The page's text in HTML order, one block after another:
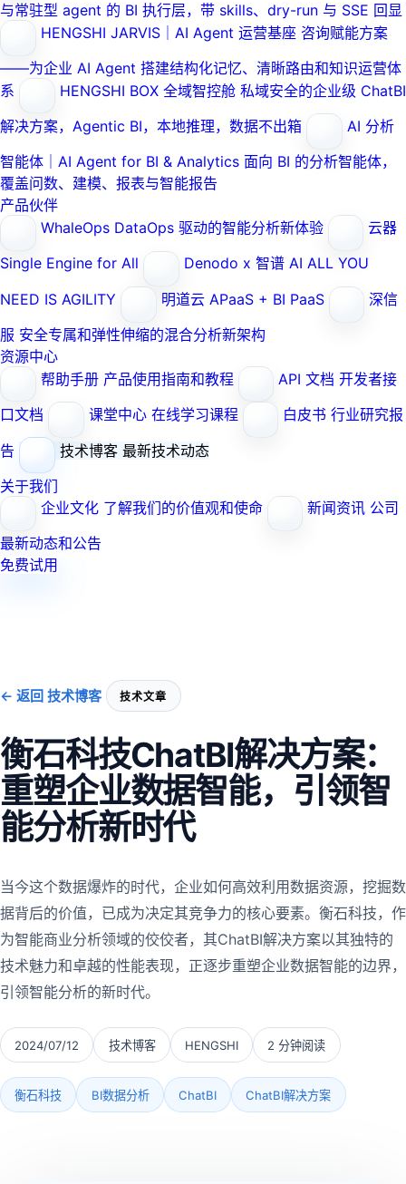
与常驻型 agent 的 BI 执行层，带 skills、dry-run 与 SSE 回显
HENGSHI JARVIS｜AI Agent 运营基座 咨询赋能方案
——为企业 AI Agent 搭建结构化记忆、清晰路由和知识运营体
系
HENGSHI BOX 全域智控舱 私域安全的企业级 ChatBI
解决方案，Agentic BI，本地推理，数据不出箱
AI 分析
智能体｜AI Agent for BI & Analytics 面向 BI 的分析智能体，
覆盖问数、建模、报表与智能报告
产品伙伴
WhaleOps DataOps 驱动的智能分析新体验
云器
Single Engine for All
Denodo x 智谱 AI ALL YOU
NEED IS AGILITY
明道云 APaaS + BI PaaS
深信
服 安全专属和弹性伸缩的混合分析新架构
资源中心
帮助手册 产品使用指南和教程 API 文档 开发者接
口文档
课堂中心 在线学习课程 白皮书 行业研究报
告
技术博客 最新技术动态
关于我们
企业文化 了解我们的价值观和使命 新闻资讯 公司
最新动态和公告
免费试用
← 返回 技术博客 技术文章
衡石科技ChatBI解决方案：
重塑企业数据智能，引领智
能分析新时代
当今这个数据爆炸的时代，企业如何高效利用数据资源，挖掘数
据背后的价值，已成为决定其竞争力的核心要素。衡石科技，作
为智能商业分析领域的佼佼者，其ChatBI解决方案以其独特的
技术魅力和卓越的性能表现，正逐步重塑企业数据智能的边界，
引领智能分析的新时代。
2024/07/12 技术博客 HENGSHI 2 分钟阅读
衡石科技 BI数据分析 ChatBI ChatBI解决方案